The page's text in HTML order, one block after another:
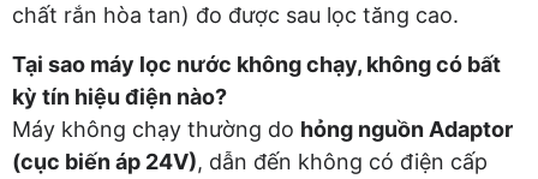
chất rắn hòa tan) đo được sau lọc tăng cao.
Tại sao máy lọc nước không chạy, không có bất
kỳ tín hiệu điện nào?
Máy không chạy thường do hỏng nguồn Adaptor
(cục biến áp 24V), dẫn đến không có điện cấp